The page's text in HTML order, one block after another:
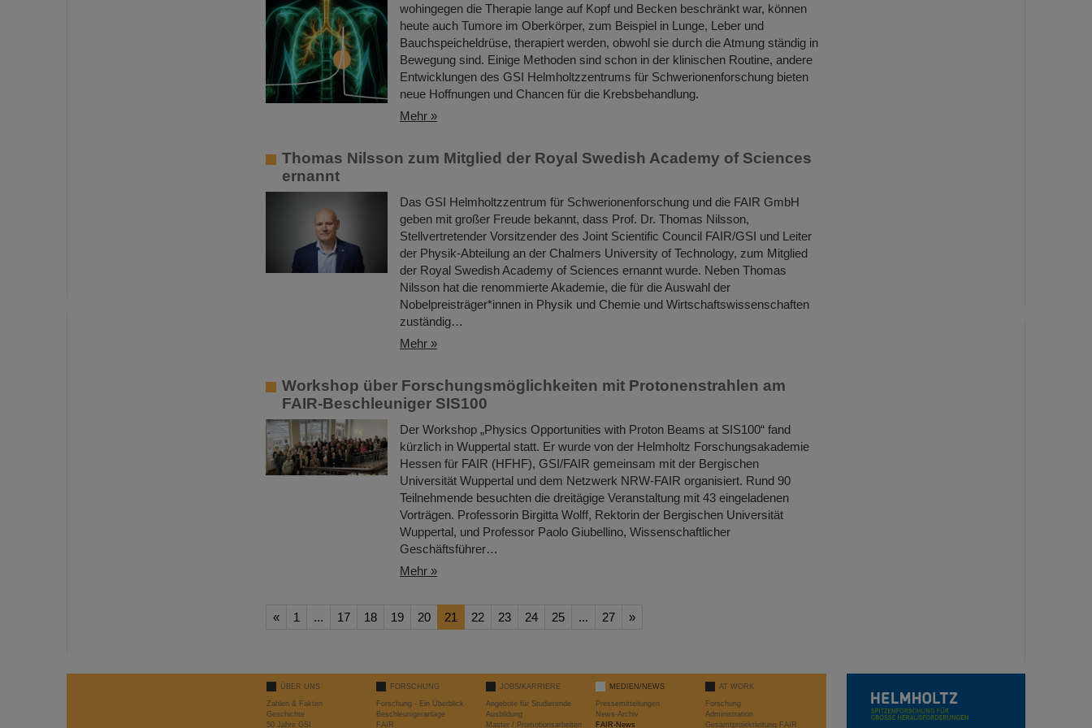
wohingegen die Therapie lange auf Kopf und Becken beschränkt war, können
heute auch Tumore im Oberkörper, zum Beispiel in Lunge, Leber und
Bauchspeicheldrüse, therapiert werden, obwohl sie durch die Atmung ständig in
Bewegung sind. Einige Methoden sind schon in der klinischen Routine, andere
Entwicklungen des GSI Helmholtzzentrums für Schwerionenforschung bieten
neue Hoffnungen und Chancen für die Krebsbehandlung.
Mehr »
Thomas Nilsson zum Mitglied der Royal Swedish Academy of Sciences
ernannt
Das GSI Helmholtzzentrum für Schwerionenforschung und die FAIR GmbH
geben mit großer Freude bekannt, dass Prof. Dr. Thomas Nilsson,
Stellvertretender Vorsitzender des Joint Scientific Council FAIR/GSI und Leiter
der Physik-Abteilung an der Chalmers University of Technology, zum Mitglied
der Royal Swedish Academy of Sciences ernannt wurde. Neben Thomas
Nilsson hat die renommierte Akademie, die für die Auswahl der
Nobelpreisträger*innen in Physik und Chemie und Wirtschaftswissenschaften
zuständig…
Mehr »
Workshop über Forschungsmöglichkeiten mit Protonenstrahlen am
FAIR-Beschleuniger SIS100
Der Workshop „Physics Opportunities with Proton Beams at SIS100“ fand
kürzlich in Wuppertal statt. Er wurde von der Helmholtz Forschungsakademie
Hessen für FAIR (HFHF), GSI/FAIR gemeinsam mit der Bergischen
Universität Wuppertal und dem Netzwerk NRW-FAIR organisiert. Rund 90
Teilnehmende besuchten die dreitägige Veranstaltung mit 43 eingeladenen
Vorträgen. Professorin Birgitta Wolff, Rektorin der Bergischen Universität
Wuppertal, und Professor Paolo Giubellino, Wissenschaftlicher
Geschäftsführer…
Mehr »
« 1 ... 17 18 19 20 21 22 23 24 25 ... 27 »
ÜBER UNS
Zahlen & Fakten
Geschichte
50 Jahre GSI
FORSCHUNG
Forschung - Ein Überblick
Beschleunigeranlage
FAIR
JOBS/KARRIERE
Angebote für Studierende
Ausbildung
Master / Promotionsarbeiten
MEDIEN/NEWS
Pressemitteilungen
News-Archiv
FAIR-News
AT WORK
Forschung
Administration
Gesamtprojektleitung FAIR